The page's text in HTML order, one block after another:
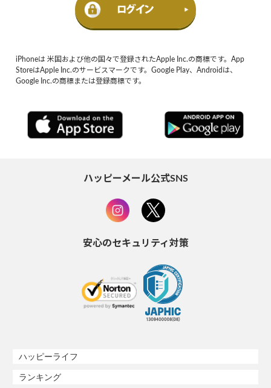
iPhoneは 米国および他の国々で登録されたApple Inc.の商標です。App
StoreはApple Inc.のサービスマークです。Google Play、Androidは、
Google Inc.の商標または登録商標です。
ハッピーメール公式SNS
安心のセキュリティ対策
ハッピーライフ
ランキング